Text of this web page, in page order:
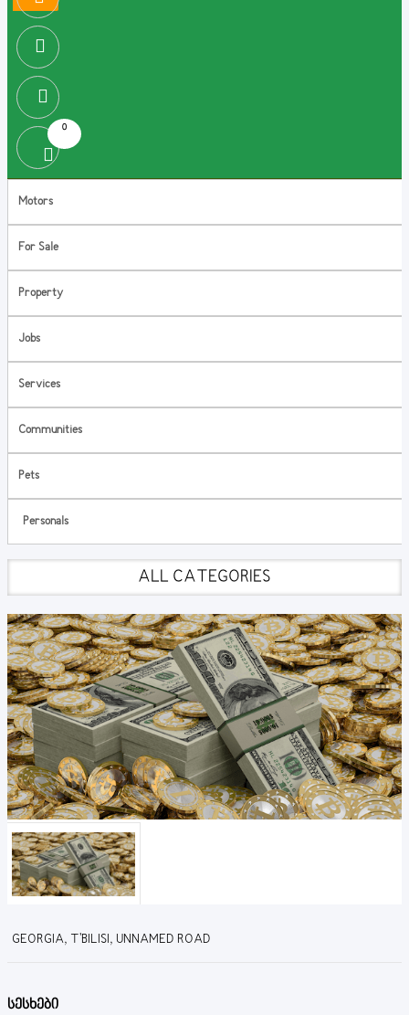
0
Motors
For Sale
Property
Jobs
Services
Communities
Pets
Personals
ALL CATEGORIES
GEORGIA, T'BILISI, UNNAMED ROAD
სესხები